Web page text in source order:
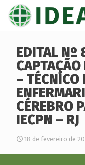
EDITAL
– TÉCNICO
CÉREBRO
IECPN – RJ
18 de fevereiro de